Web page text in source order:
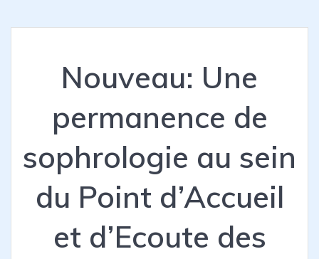
Nouveau: Une
permanence de
sophrologie au sein
du Point d’Accueil
et d’Ecoute des